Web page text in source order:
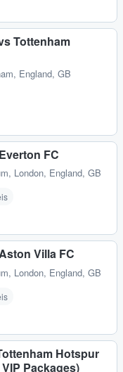
Tottenham
England, GB
FC
, London, England, GB
Villa FC
, London, England, GB
Hotspur
Packages)